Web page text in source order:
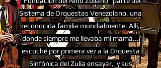
Sistema de Orquestas Venezolano, una
reconocida familia mundialmente. Allí,
donde siempre me llevaba mi mamá...
escuché por primera vez a la Orquesta
Sinfónica del Zulia ensayar, y sus